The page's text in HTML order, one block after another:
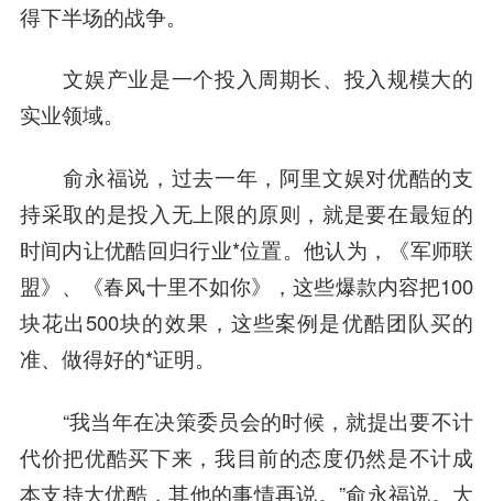
得下半场的战争。
文娱产业是一个投入周期长、投入规模大的
实业领域。
俞永福说，过去一年，阿里文娱对优酷的支
持采取的是投入无上限的原则，就是要在最短的
时间内让优酷回归行业*位置。他认为，《军师联
盟》、《春风十里不如你》，这些爆款内容把100
块花出500块的效果，这些案例是优酷团队买的
准、做得好的*证明。
“我当年在决策委员会的时候，就提出要不计
代价把优酷买下来，我目前的态度仍然是不计成
本支持大优酷，其他的事情再说。”俞永福说。大